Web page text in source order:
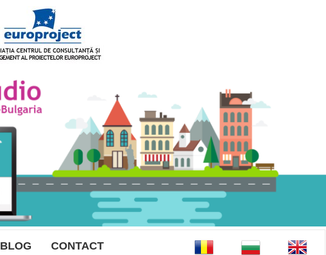
BLOG CONTACT